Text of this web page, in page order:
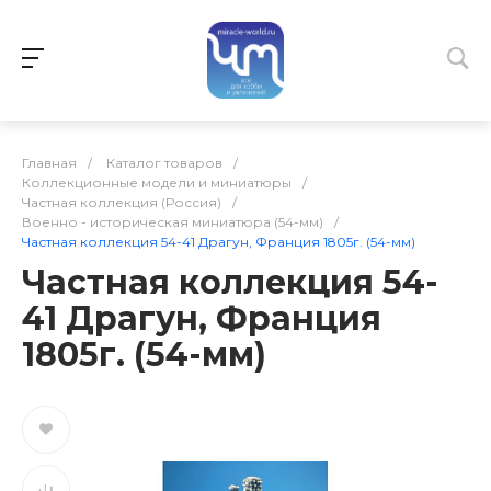
Главная / Каталог товаров
/
Коллекционные модели и миниатюры
/
Частная коллекция (Россия)
/
Военно - историческая миниатюра (54-мм)
/
Частная коллекция 54-41 Драгун, Франция 1805г. (54-мм)
Частная коллекция 54-
41 Драгун, Франция
1805г. (54-мм)